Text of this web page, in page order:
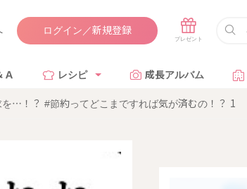
ログイン／新規登録
Ａ レシピ 成長アルバム
…！？ #節約ってどこまですれば気が済むの！？ 1